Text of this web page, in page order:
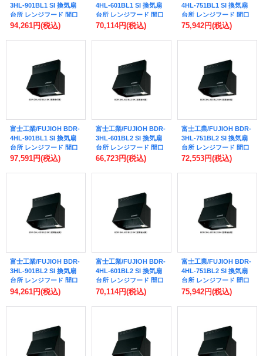
3HL-901BL1 SI 換気扇
台所 レンジフード 間口
900mm BLIII型風量 (前
リック ※受注生産品 ♪§
94,261円(税込)
4HL-601BL1 SI 換気扇
台所 レンジフード 間口
600mm BLIV型風量 (前
リック ※受注生産品 ♪§
70,114円(税込)
4HL-751BL1 SI 換気扇
台所 レンジフード 間口
750mm BLIV型風量 (前
リック ※受注生産品 ♪§
75,942円(税込)
富士工業/FUJIOH BDR-
4HL-901BL1 SI 換気扇
台所 レンジフード 間口
900mm BLIV型風量 (前
リック ※受注生産品 ♪§
97,591円(税込)
富士工業/FUJIOH BDR-
3HL-601BL2 SI 換気扇
台所 レンジフード 間口
600mm BLIII型風量 (前
リック ※受注生産品 ♪§
66,723円(税込)
富士工業/FUJIOH BDR-
3HL-751BL2 SI 換気扇
台所 レンジフード 間口
750mm BLIII型風量 (前
リック ※受注生産品 ♪§
72,553円(税込)
富士工業/FUJIOH BDR-
3HL-901BL2 SI 換気扇
台所 レンジフード 間口
900mm BLIII型風量 (前
リック ※受注生産品 ♪§
94,261円(税込)
富士工業/FUJIOH BDR-
4HL-601BL2 SI 換気扇
台所 レンジフード 間口
600mm BLIV型風量 (前
リック ※受注生産品 ♪§
70,114円(税込)
富士工業/FUJIOH BDR-
4HL-751BL2 SI 換気扇
台所 レンジフード 間口
750mm BLIV型風量 (前
リック ※受注生産品 ♪§
75,942円(税込)